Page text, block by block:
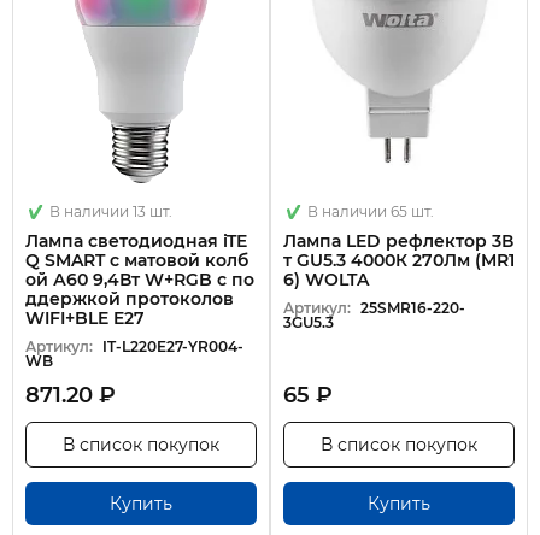
В наличии 13 шт.
Лампа светодиодная iTE
Q SMART с матовой колб
ой А60 9,4Вт W+RGB с по
ддержкой протоколов
WIFI+BLE E27
Артикул: IT-L220E27-YR004-
WB
871.20 ₽
Купить
В список покупок
В наличии 65 шт.
Лампа LED рефлектор 3В
т GU5.3 4000К 270Лм (MR1
6) WOLTA
Артикул: 25SMR16-220-
3GU5.3
65 ₽
Купить
В список покупок